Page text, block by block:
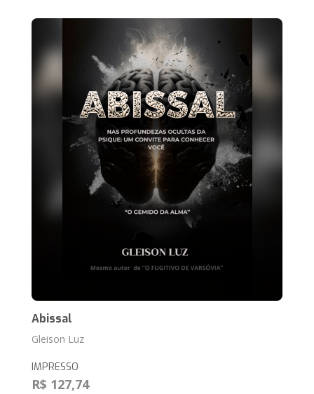
Abissal
Gleison Luz
IMPRESSO
R$ 127,74